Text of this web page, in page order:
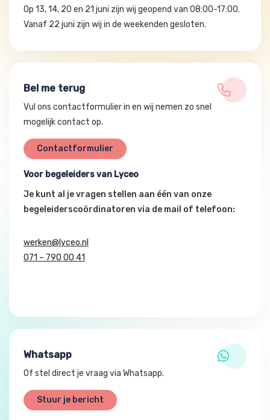
Op 13, 14, 20 en 21 juni zijn wij geopend van 08:00-17:00.
Vanaf 22 juni zijn wij in de weekenden gesloten.
Bel me terug
Vul ons contactformulier in en wij nemen zo snel
mogelijk contact op.
Contactformulier
Voor begeleiders van Lyceo
Je kunt al je vragen stellen aan één van onze
begeleiderscoördinatoren via de mail of telefoon:
werken@lyceo.nl
071 – 790 00 41
Whatsapp
Of stel direct je vraag via Whatsapp.
Stuur je bericht